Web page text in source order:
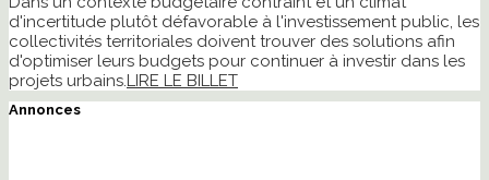
d'incertitude plutôt défavorable à l'investissement public, les
collectivités territoriales doivent trouver des solutions afin
d'optimiser leurs budgets pour continuer à investir dans les
projets urbains. LIRE LE BILLET
Annonces